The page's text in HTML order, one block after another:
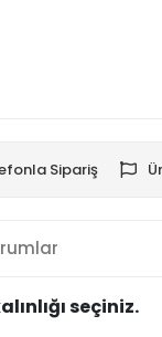
Sipariş
seçiniz.